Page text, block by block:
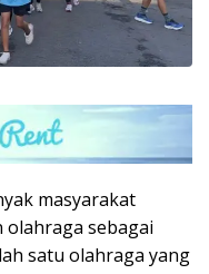
masyarakat
olahraga sebagai
satu olahraga yang